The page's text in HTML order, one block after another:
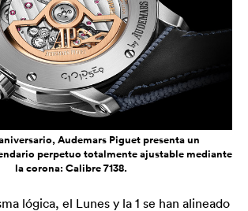
Audemars Piguet presenta un
perpetuo totalmente ajustable mediante
la corona: Calibre 7138.
lógica, el Lunes y la 1 se han alineado